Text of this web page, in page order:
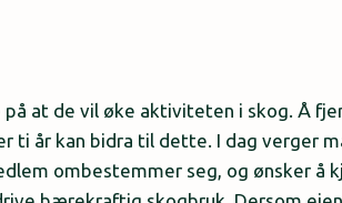
at de vil øke aktiviteten i skog. Å
ti år kan bidra til dette. I dag verger
ombestemmer seg, og ønsker å